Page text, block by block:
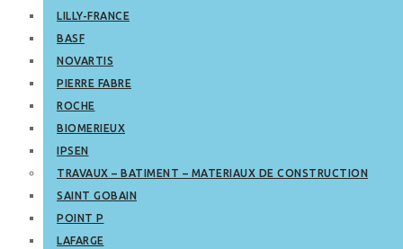
LILLY-FRANCE
BASF
NOVARTIS
PIERRE FABRE
ROCHE
BIOMERIEUX
IPSEN
TRAVAUX – BATIMENT – MATERIAUX DE CONSTRUCTION
SAINT GOBAIN
POINT P
LAFARGE